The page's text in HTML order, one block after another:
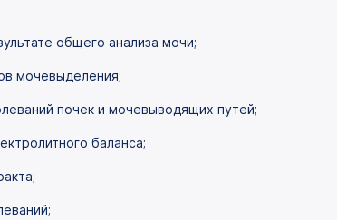
общего анализа мочи;
мочевыделения;
почек и мочевыводящих путей;
баланса;